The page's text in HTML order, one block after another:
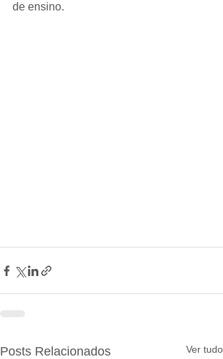
de ensino.
Posts Relacionados Ver tudo